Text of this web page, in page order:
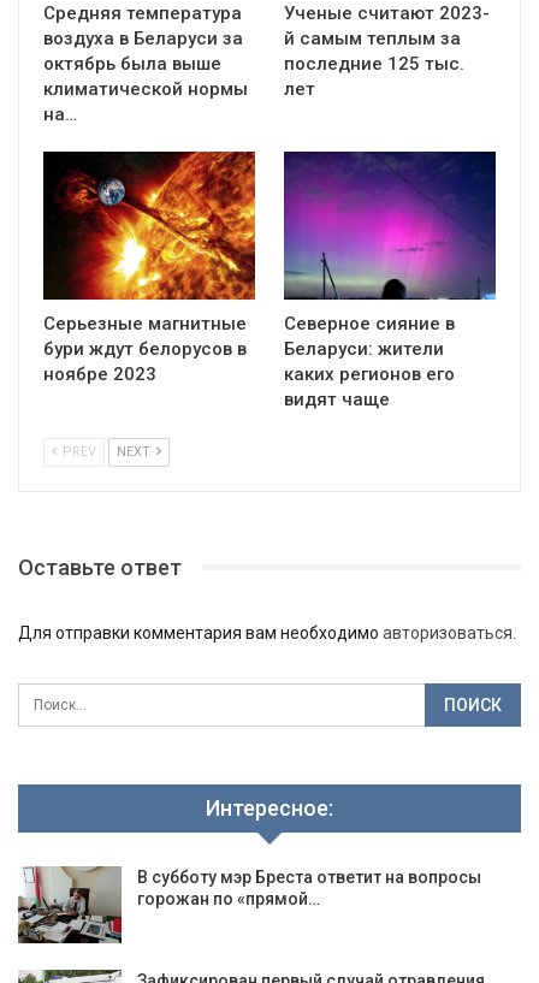
Средняя температура
воздуха в Беларуси за
октябрь была выше
климатической нормы
на…
Ученые считают 2023-
й самым теплым за
последние 125 тыс.
лет
Серьезные магнитные
бури ждут белорусов в
ноябре 2023
Северное сияние в
Беларуси: жители
каких регионов его
видят чаще
PREV NEXT
Оставьте ответ
Для отправки комментария вам необходимо авторизоваться
Интересное:
В субботу мэр Бреста ответит на вопросы
горожан по «прямой…